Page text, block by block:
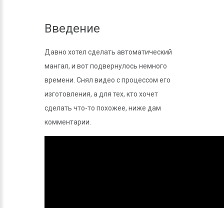
Введение
Давно хотел сделать автоматический
мангал, и вот подвернулось немного
времени. Снял видео с процессом его
изготовления, а для тех, кто хочет
сделать что-то похожее, ниже дам
комментарии.